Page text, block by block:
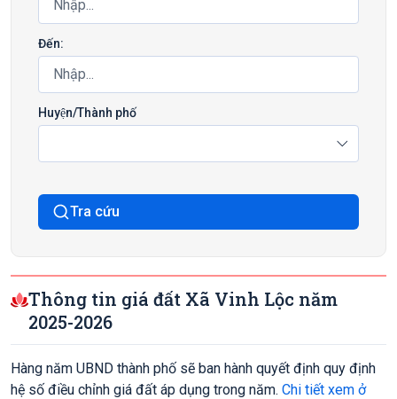
Đến:
Huyện/Thành phố
Tra cứu
Thông tin giá đất Xã Vinh Lộc năm
2025-2026
Hàng năm UBND thành phố sẽ ban hành quyết định quy định
hệ số điều chỉnh giá đất áp dụng trong năm. Chi tiết xem ở